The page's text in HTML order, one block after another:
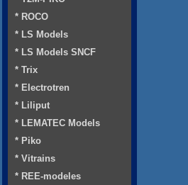
* ROCO
* LS Models
* LS Models SNCF
* Trix
* Electrotren
* Liliput
* LEMATEC Models
* Piko
* Vitrains
* REE-modeles